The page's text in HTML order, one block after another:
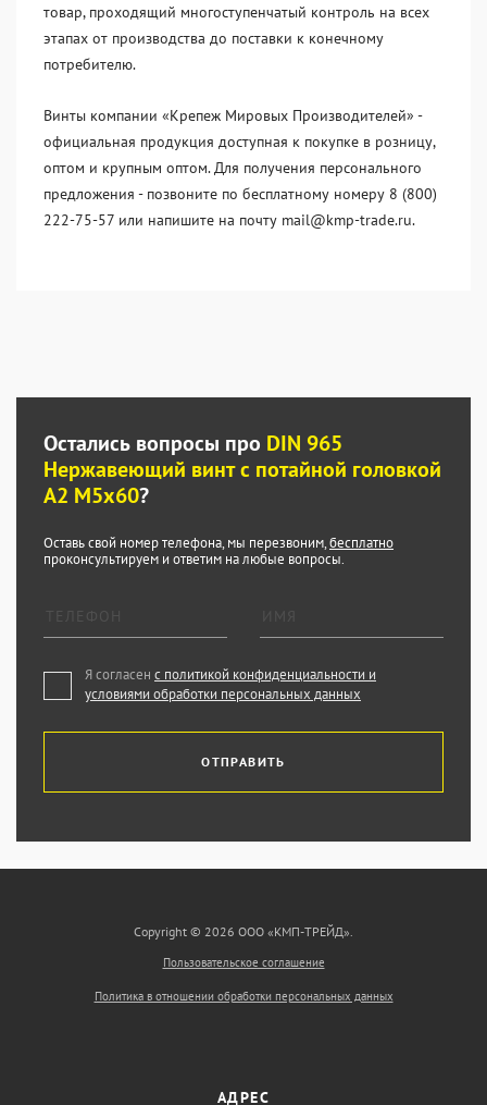
товар, проходящий многоступенчатый контроль на всех
этапах от производства до поставки к конечному
потребителю.
Винты компании «Крепеж Мировых Производителей» -
официальная продукция доступная к покупке в розницу,
оптом и крупным оптом. Для получения персонального
предложения - позвоните по бесплатному номеру 8 (800)
222-75-57 или напишите на почту mail@kmp-trade.ru.
Остались вопросы про DIN 965
Нержавеющий винт с потайной головкой
А2 М5x60?
Оставь свой номер телефона, мы перезвоним,бесплатно
проконсультируем и ответим на любые вопросы.
Я согласен с политикой конфиденциальности и
условиями обработки персональных данных
ОТПРАВИТЬ
Copyright © 2026 ООО «КМП-ТРЕЙД».
Пользовательское соглашение
Политика в отношении обработки персональных данных
АДРЕС